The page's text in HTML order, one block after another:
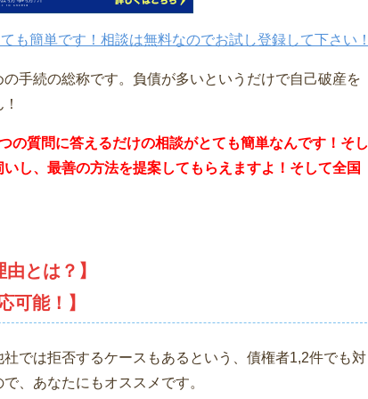
も簡単です！相談は無料なのでお試し登録して下さい！
手続の総称です。負債が多いというだけで自己破産を
の質問に答えるだけの相談がとても簡単なんです！そし
し、最善の方法を提案してもらえますよ！そして全国
とは？】
可能！】
では拒否するケースもあるという、債権者1,2件でも対
、あなたにもオススメです。